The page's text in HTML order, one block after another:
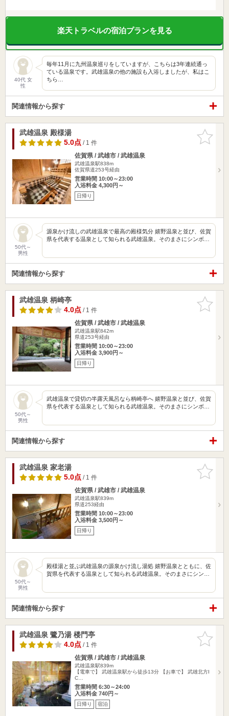
楽天トラベルの宿泊プランを見る
40代 女
性
毎年11月に九州温泉巡りをしていますが、こちらは3年連続通っ
ている温泉です。武雄温泉の他の施設も入浴しましたが、私はこ
ちら…
関連情報から探す
お気に入
りに追加
武雄温泉 殿様湯
5.0点/ 1 件
佐賀県 / 武雄市 / 武雄温泉
武雄温泉駅838m
佐賀県道253号経由
営業時間 10:00～23:00
入浴料金 4,300円～
日帰り
50代～
男性
源泉かけ流しの武雄温泉で最高の殿様気分 嬉野温泉と並び、佐賀
県を代表する温泉として知られる武雄温泉。そのまさにシンボ…
関連情報から探す
お気に入
りに追加
武雄温泉 柄崎亭
4.0点/ 1 件
佐賀県 / 武雄市 / 武雄温泉
武雄温泉駅842m
県道253号経由
営業時間 10:00～23:00
入浴料金 3,900円～
日帰り
50代～
男性
武雄温泉で貸切の半露天風呂なら柄崎亭へ 嬉野温泉と並び、佐賀
県を代表する温泉として知られる武雄温泉。そのまさにシンボ…
関連情報から探す
お気に入
りに追加
武雄温泉 家老湯
5.0点/ 1 件
佐賀県 / 武雄市 / 武雄温泉
武雄温泉駅839m
県道253経由
営業時間 10:00～23:00
入浴料金 3,500円～
日帰り
50代～
男性
殿様湯と並ぶ武雄温泉の源泉かけ流し湯処 嬉野温泉とともに、佐
賀県を代表する温泉として知られる武雄温泉。そのまさにシン…
関連情報から探す
お気に入
りに追加
武雄温泉 鷺乃湯 楼門亭
4.0点/ 1 件
佐賀県 / 武雄市 / 武雄温泉
武雄温泉駅839m
【電車で】 武雄温泉駅から徒歩13分 【お車で】 武雄北方I
C…
営業時間 6:30～24:00
入浴料金 740円～
日帰り 宿泊